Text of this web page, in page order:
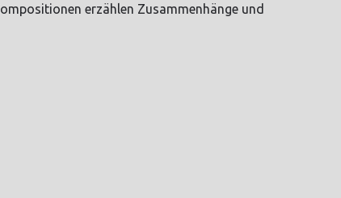
erzählen Zusammenhänge und